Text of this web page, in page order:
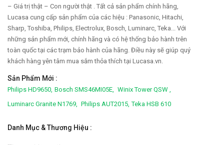
– Giá trị thật – Con người thật . Tất cả sản phẩm chính hãng,
Lucasa cung cấp sản phẩm của các hiệu : Panasonic, Hitachi,
Sharp, Toshiba, Philips, Electrolux, Bosch, Luminarc, Teka... Với
những sản phẩm mới, chính hãng và có hệ thống bảo hành trên
toàn quốc tại các trạm bảo hành của hãng. Điều này sẽ giúp quý
khách hàng yên tâm mua sắm thỏa thích tại Lucasa.vn.
Sản Phẩm Mới :
Philips HD9650, Bosch SMS46MI05E, Winix Tower QSW ,
Luminarc Granite N1769, Philips AUT2015, Teka HSB 610
Danh Mục & Thương Hiệu :